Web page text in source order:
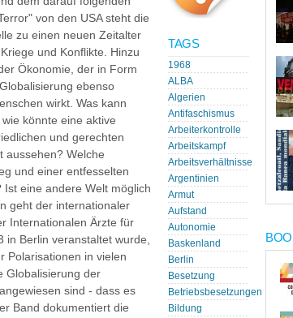
von den USA steht die
zu einen neuen Zeitalter
und Konflikte. Hinzu
Ökonomie, der in Form
ebenso
wirkt. Was kann
könnte eine aktive
und gerechten
aussehen? Welche
und einer entfesselten
Ist eine andere Welt möglich
geht der internationaler
Internationalen Ärzte für
in Berlin veranstaltet wurde,
Polarisationen in vielen
Globalisierung der
sind - dass es
Band dokumentiert die
TAGS
1968
ALBA
Algerien
Antifaschismus
Arbeiterkontrolle
Arbeitskampf
Arbeitsverhältnisse
Argentinien
Armut
Aufstand
Autonomie
Baskenland
Berlin
Besetzung
Betriebsbesetzungen
Bildung